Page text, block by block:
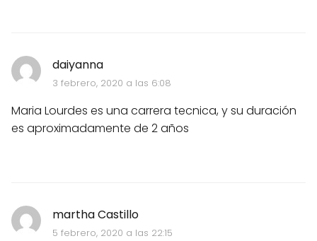
daiyanna
3 febrero, 2020 a las 6:08
Maria Lourdes es una carrera tecnica, y su duración
es aproximadamente de 2 años
martha Castillo
5 febrero, 2020 a las 22:15